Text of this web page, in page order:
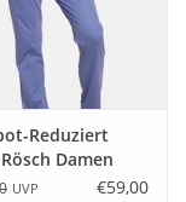
Reduziert
Damen
Lang OT
UVP €59,00